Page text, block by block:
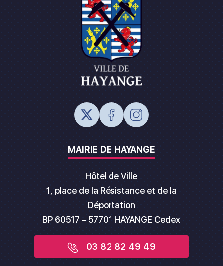
MAIRIE DE HAYANGE
Hôtel de Ville
1, place de la Résistance et de la
Déportation
BP 60517 – 57701 HAYANGE Cedex
03 82 82 49 49